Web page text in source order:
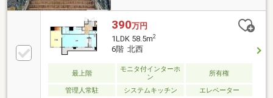
390万円
1LDK 58.5m2
6階 北西
最上階
モニタ付インターホ
ン
所有権
管理人常駐 システムキッチン エレベーター